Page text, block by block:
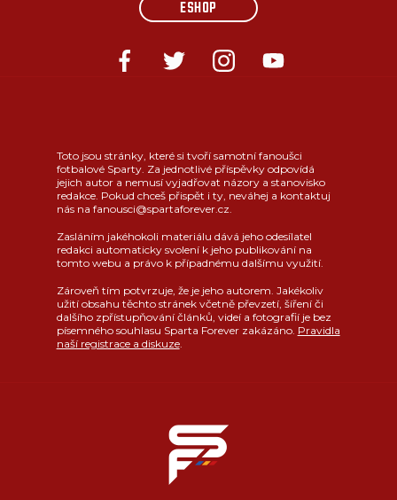
ESHOP
Toto jsou stránky, které si tvoří samotní fanoušci
fotbalové Sparty. Za jednotlivé příspěvky odpovídá
jejich autor a nemusí vyjadřovat názory a stanovisko
redakce. Pokud chceš přispět i ty, neváhej a kontaktuj
nás na fanousci@spartaforever.cz.
Zasláním jakéhokoli materiálu dává jeho odesílatel
redakci automaticky svolení k jeho publikování na
tomto webu a právo k případnému dalšímu využití.
Zároveň tím potvrzuje, že je jeho autorem. Jakékoliv
užití obsahu těchto stránek včetně převzetí, šíření či
dalšího zpřístupňování článků, videí a fotografií je bez
písemného souhlasu Sparta Forever zakázáno. Pravidla
naší registrace a diskuze.